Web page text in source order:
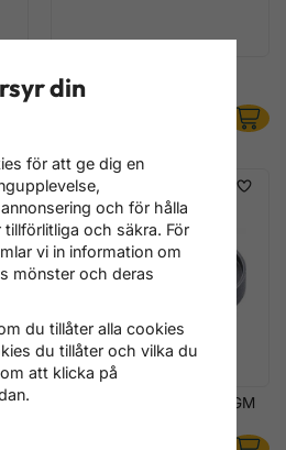
VW,Nissan,Jaguar
Bromskolv-adapter 9, för GM
din
för att ge dig en
och för hålla
och säkra. För
vi in information om
mönster och deras
du tillåter alla cookies
du tillåter och vilka du
att klicka på